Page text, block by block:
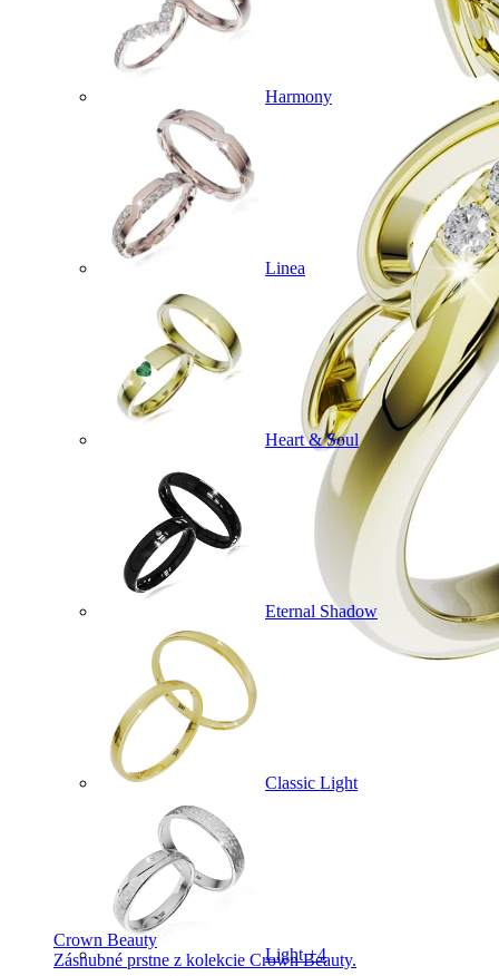
Crown Beauty
Zásnubné prstne z kolekcie Crown Beauty.
Harmony
Linea
Heart & Soul
Eternal Shadow
Classic Light
Light +4